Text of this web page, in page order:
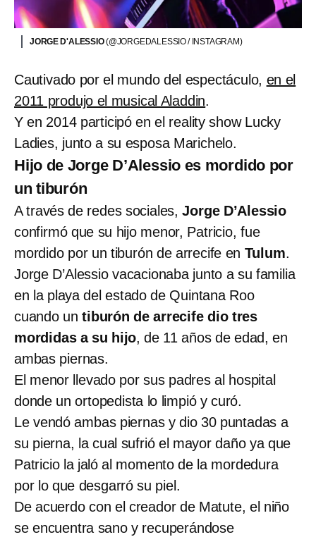
JORGE D'ALESSIO(@JORGEDALESSIO / INSTAGRAM)
Cautivado por el mundo del espectáculo, en el
2011 produjo el musical Aladdin.
Y en 2014 participó en el reality show Lucky
Ladies, junto a su esposa Marichelo.
Hijo de Jorge D’Alessio es mordido por
un tiburón
A través de redes sociales,Jorge D’Alessio
confirmó que su hijo menor, Patricio, fue
mordido por un tiburón de arrecife en Tulum.
Jorge D’Alessio vacacionaba junto a su familia
en la playa del estado de Quintana Roo
cuando untiburón de arrecife dio tres
mordidas a su hijo, de 11 años de edad, en
ambas piernas.
El menor llevado por sus padres al hospital
donde un ortopedista lo limpió y curó.
Le vendó ambas piernas y dio 30 puntadas a
su pierna, la cual sufrió el mayor daño ya que
Patricio la jaló al momento de la mordedura
por lo que desgarró su piel.
De acuerdo con el creador de Matute, el niño
se encuentra sano y recuperándose